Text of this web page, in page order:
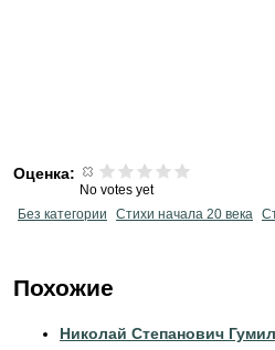
Оценка:
No votes yet
Без категории
Cтихи начала 20 века
Похожие
Николай Степанович